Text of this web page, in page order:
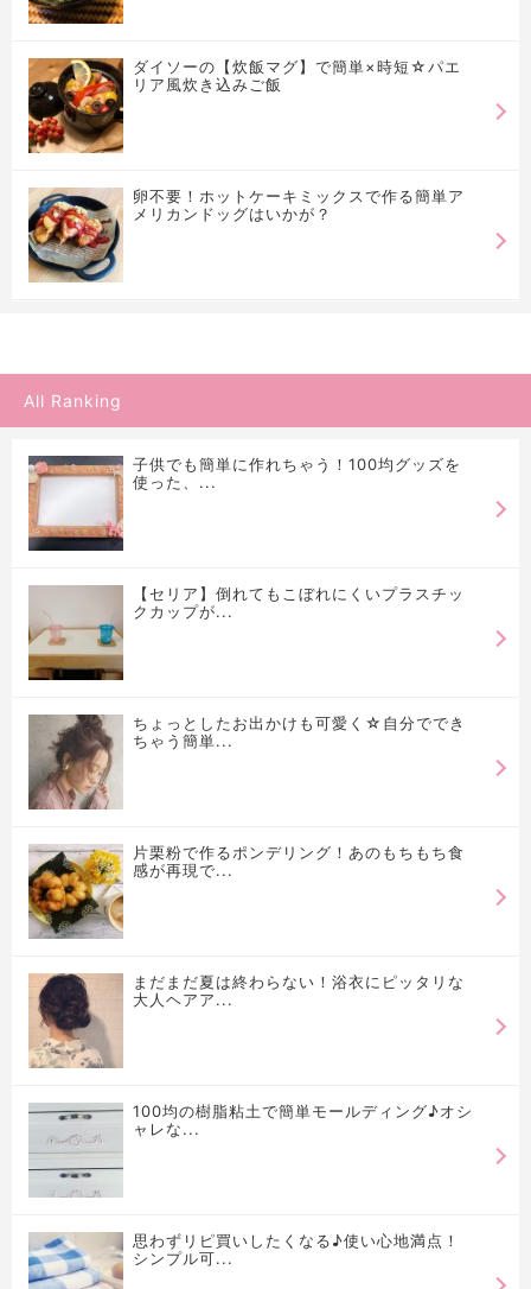
ダイソーの【炊飯マグ】で簡単×時短☆パエ
リア風炊き込みご飯
卵不要！ホットケーキミックスで作る簡単ア
メリカンドッグはいかが？
All Ranking
子供でも簡単に作れちゃう！100均グッズを
使った、...
【セリア】倒れてもこぼれにくいプラスチッ
クカップが...
ちょっとしたお出かけも可愛く☆自分ででき
ちゃう簡単...
片栗粉で作るポンデリング！あのもちもち食
感が再現で...
まだまだ夏は終わらない！浴衣にピッタリな
大人ヘアア...
100均の樹脂粘土で簡単モールディング♪オシ
ャレな...
思わずリピ買いしたくなる♪使い心地満点！
シンプル可...